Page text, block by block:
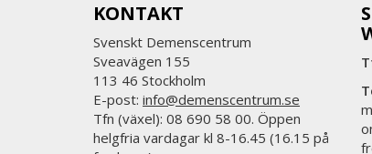
KONTAKT
Svenskt Demenscentrum
Sveavägen 155
113 46 Stockholm
E-post: info@demenscentrum.se
Tfn (växel): 08 690 58 00. Öppen
helgfria vardagar kl 8-16.45 (16.15 på